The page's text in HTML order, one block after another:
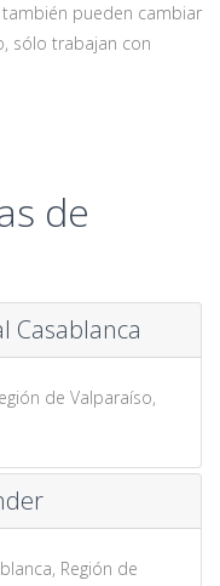
pueden cambiar
sólo trabajan con
de
Casablanca
de Valparaíso,
Región de